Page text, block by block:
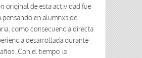
original de esta actividad fue
pensando en alumnxs de
como consecuencia directa
desarrollada durante
Con el tiempo la